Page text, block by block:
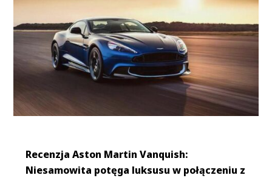
Recenzja Aston Martin Vanquish:
Niesamowita potęga luksusu w połączeniu z